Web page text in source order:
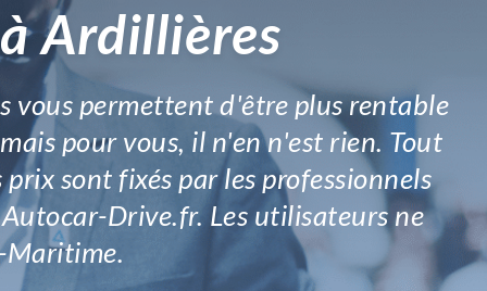
Ardillières
vous permettent d'être plus rentable
pour vous, il n'en n'est rien. Tout
sont fixés par les professionnels
Drive.fr. Les utilisateurs ne
Maritime.